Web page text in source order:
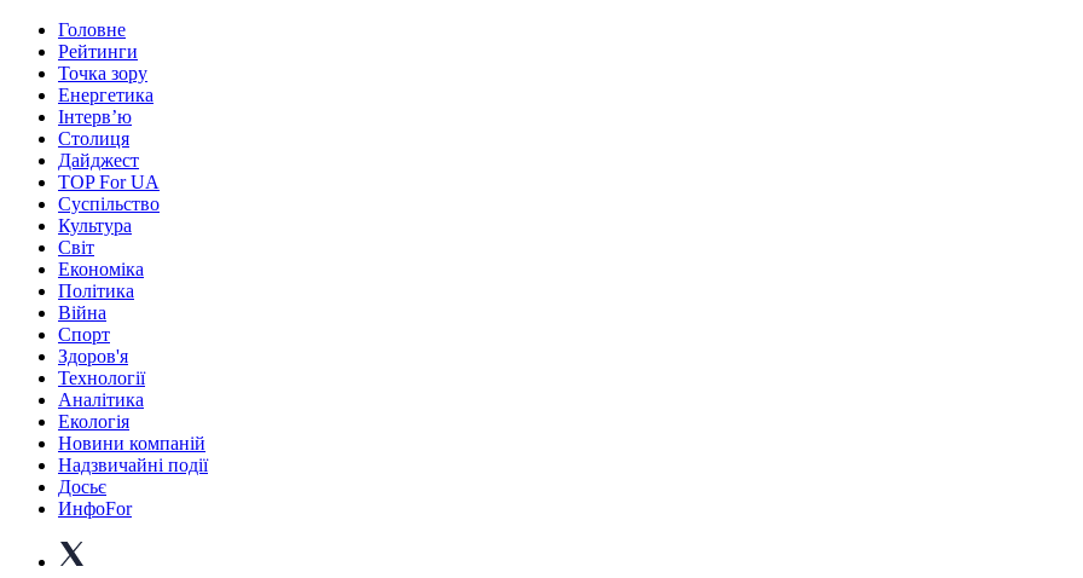
Головне
Рейтинги
Точка зору
Енергетика
Інтерв’ю
Столиця
Дайджест
TOP For UA
Суспiльство
Культура
Світ
Економіка
Політика
Війна
Спорт
Здоров'я
Технології
Аналітика
Екологія
Новини компаній
Надзвичайні події
Досьє
ИнфоFor